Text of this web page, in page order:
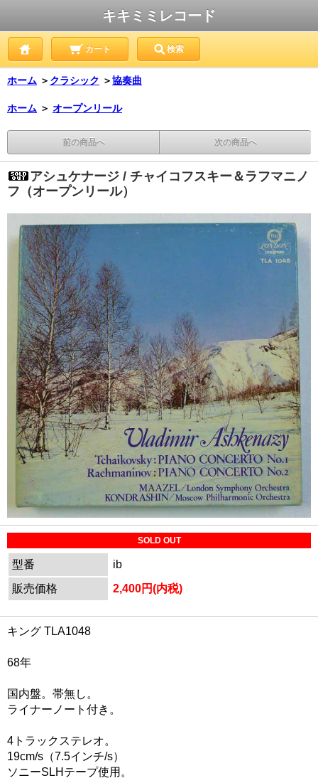
キキミミレコード
カート 検索
ホーム ＞ クラシック ＞協奏曲
ホーム ＞ オープンリール
前の商品へ 次の商品へ
アシュケナージ / チャイコフスキー＆ラフマニノ
フ（オープンリール）
SOLD OUT
型番
ib
販売価格
2,400円(内税)
キング TLA1048
68年
国内盤。帯無し。
ライナーノート付き。
4トラックステレオ。
19cm/s（7.5インチ/s）
ソニーSLHテープ使用。